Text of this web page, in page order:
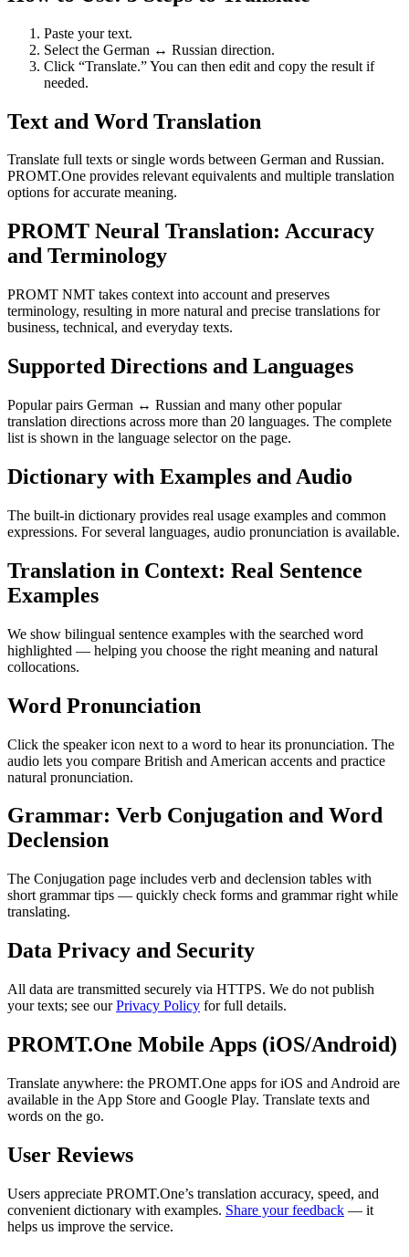
Paste your text.
Select the German ↔ Russian direction.
Click “Translate.” You can then edit and copy the result if
needed.
Text and Word Translation
Translate full texts or single words between German and Russian.
PROMT.One provides relevant equivalents and multiple translation
options for accurate meaning.
PROMT Neural Translation: Accuracy
and Terminology
PROMT NMT takes context into account and preserves
terminology, resulting in more natural and precise translations for
business, technical, and everyday texts.
Supported Directions and Languages
Popular pairs German ↔ Russian and many other popular
translation directions across more than 20 languages. The complete
list is shown in the language selector on the page.
Dictionary with Examples and Audio
The built-in dictionary provides real usage examples and common
expressions. For several languages, audio pronunciation is available.
Translation in Context: Real Sentence
Examples
We show bilingual sentence examples with the searched word
highlighted — helping you choose the right meaning and natural
collocations.
Word Pronunciation
Click the speaker icon next to a word to hear its pronunciation. The
audio lets you compare British and American accents and practice
natural pronunciation.
Grammar: Verb Conjugation and Word
Declension
The Conjugation page includes verb and declension tables with
short grammar tips — quickly check forms and grammar right while
translating.
Data Privacy and Security
All data are transmitted securely via HTTPS. We do not publish
your texts; see ourPrivacy Policy for full details.
PROMT.One Mobile Apps (iOS/Android)
Translate anywhere: the PROMT.One apps for iOS and Android are
available in the App Store and Google Play. Translate texts and
words on the go.
User Reviews
Users appreciate PROMT.One’s translation accuracy, speed, and
convenient dictionary with examples. Share your feedback — it
helps us improve the service.